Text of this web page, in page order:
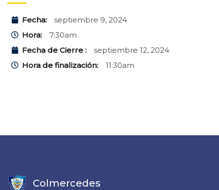
Fecha:
septiembre 9, 2024
Hora:
7:30am
Fecha de Cierre :
septiembre 12, 2024
Hora de finalización:
11:30am
Colmercedes